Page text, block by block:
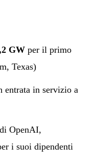
GW per il primo
Texas)
entrata in servizio a
OpenAI,
i suoi dipendenti